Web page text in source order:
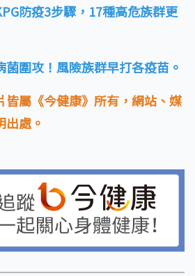
防疫3步驟，17種高危族群更
菌圍攻！風險族群早打各疫苗。
皆屬《今健康》所有，網站、媒
處。